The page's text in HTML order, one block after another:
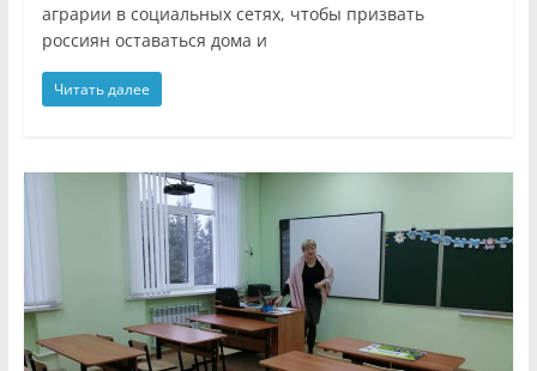
аграрии в социальных сетях, чтобы призвать
россиян оставаться дома и
Читать далее